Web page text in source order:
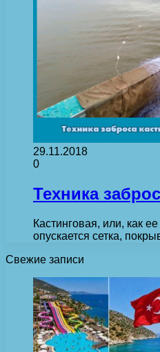
29.11.2018
0
Техника
Кастинговая, или, как
опускается сетка,
Свежие записи